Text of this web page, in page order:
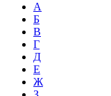
А
Б
В
Г
Д
Е
Ж